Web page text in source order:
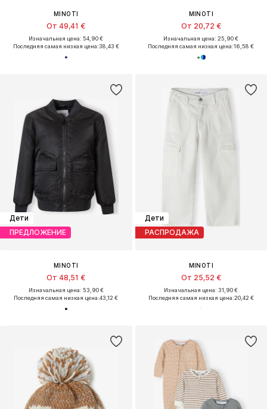
MINOTI
От 49,41 €
Изначальная цена: 54,90 €
Последняя самая низкая цена:38,43 €
MINOTI
От 20,72 €
Изначальная цена: 25,90 €
Последняя самая низкая цена:16,58 €
Дети
ПРЕДЛОЖЕНИЕ
MINOTI
От 48,51 €
Изначальная цена: 53,90 €
Последняя самая низкая цена:43,12 €
Дети
РАСПРОДАЖА
MINOTI
От 25,52 €
Изначальная цена: 31,90 €
Последняя самая низкая цена:20,42 €